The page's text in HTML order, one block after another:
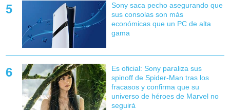
Sony saca pecho asegurando que
sus consolas son más
económicas que un PC de alta
gama
Es oficial: Sony paraliza sus
spinoff de Spider-Man tras los
fracasos y confirma que su
universo de héroes de Marvel no
seguirá